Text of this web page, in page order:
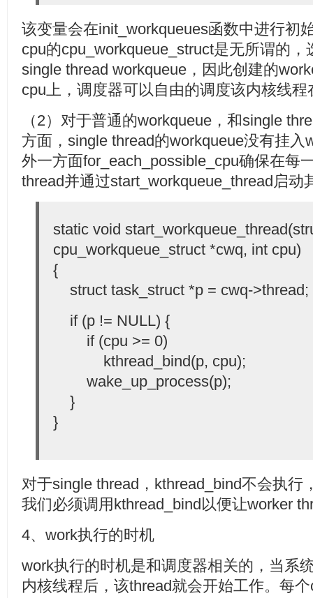
该变量会在init_workqueues函数中进行初
cpu的cpu_workqueue_struct是无所谓的
single thread workqueue，因此创建的
cpu上，调度器可以自由的调度该内核线
（2）对于普通的workqueue，和single
方面，single thread的workqueue没有挂
外一方面for_each_possible_cpu确保在每
thread并通过start_workqueue_thread启动
static void
cpu_workqueue_struct *cwq, int cpu)
{
struct task_struct *p = cwq->thread;
if (p != NULL) {
if (cpu >= 0)
kthread_bind(p, cpu);
wake_up_process(p);
}
}
对于single thread，kthread_bind不会执行
我们必须调用kthread_bind以便让worker
4、work执行的时机
work执行的时机是和调度器相关的，当系
内核线程后，该thread就会开始工作。每